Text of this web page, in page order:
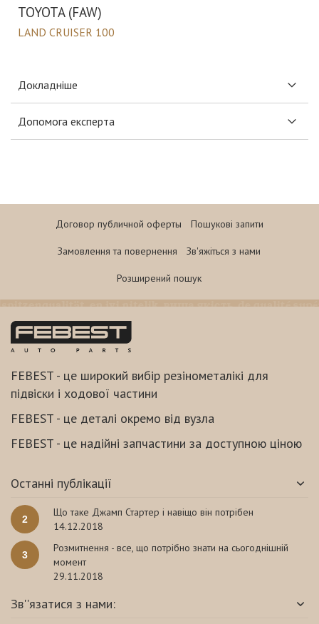
TOYOTA (FAW)
LAND CRUISER 100
Докладніше
Допомога експерта
Договор публичной оферты Пошукові запити
Замовлення та повернення Зв'яжіться з нами
Розширений пошук
FEBEST - це широкий вибір резінометалікі для
підвіски і ходової частини
FEBEST - це деталі окремо від вузла
FEBEST - це надійні запчастини за доступною ціною
Останні публікації
2
Що таке Джамп Стартер і навіщо він потрібен
14.12.2018
3
Розмитнення - все, що потрібно знати на сьогоднішній
момент
29.11.2018
Зв''язатися з нами: